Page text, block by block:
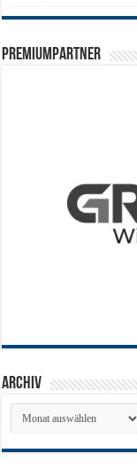
PREMIUMPARTNER
Archiv
Archiv